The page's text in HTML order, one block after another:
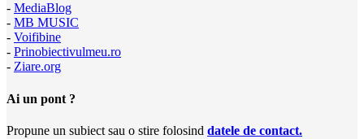
- MediaBlog
- MB MUSIC
- Voifibine
- Prinobiectivulmeu.ro
- Ziare.org
Ai un pont ?
Propune un subiect sau o stire folosind datele de contact.